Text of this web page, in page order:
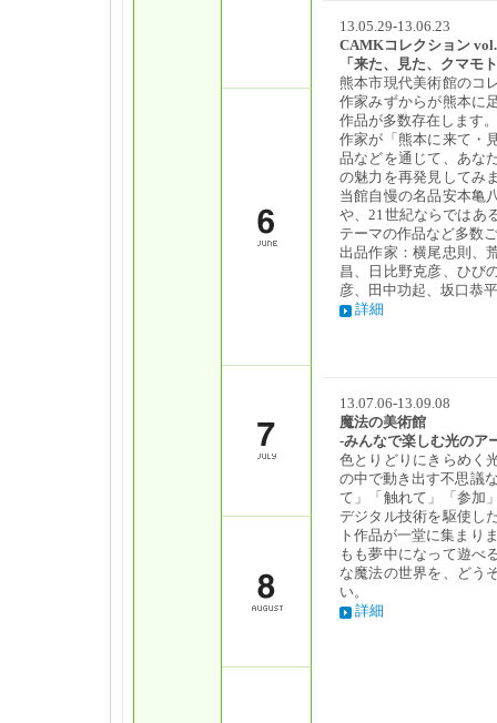
13.05.29-13.06.23
CAMKコレクション
「来た、見た、クマモ
熊本市現代美術館のコ
作家みずからが熊本に
作品が多数存在します。
作家が「熊本に来て・
品などを通じて、あな
の魅力を再発見してみ
当館自慢の名品安本亀
や、21世紀ならではあ
テーマの作品など多数
出品作家：横尾忠則、
昌、日比野克彦、ひび
彦、田中功起、坂口恭
詳細
13.07.06-13.09.08
魔法の美術館
-みんなで楽しむ光のア
色とりどりにきらめく
の中で動き出す不思議
て」「触れて」「参加
デジタル技術を駆使し
ト作品が一堂に集まり
もも夢中になって遊べ
な魔法の世界を、どう
い。
詳細